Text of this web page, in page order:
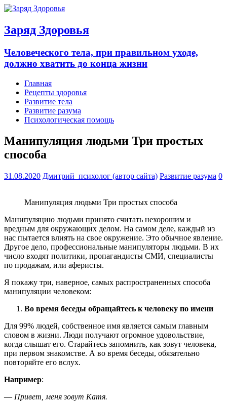
Заряд Здоровья
Человеческого тела, при правильном уходе,
должно хватить до конца жизни
Главная
Рецепты здоровья
Развитие тела
Развитие разума
Психологическая помощь
Манипуляция людьми Три простых
способа
31.08.2020 Дмитрий_психолог (автор сайта) Развитие разума 0
Манипуляция людьми Три простых способа
Манипуляцию людьми принято считать нехорошим и
вредным для окружающих делом. На самом деле, каждый из
нас пытается влиять на свое окружение. Это обычное явление.
Другое дело, профессиональные манипуляторы людьми. В их
число входят политики, пропагандисты СМИ, специалисты
по продажам, или аферисты.
Я покажу три, наверное, самых распространенных способа
манипуляции человеком:
Во время беседы обращайтесь к человеку по имени
Для 99% людей, собственное имя является самым главным
словом в жизни. Люди получают огромное удовольствие,
когда слышат его. Старайтесь запомнить, как зовут человека,
при первом знакомстве. А во время беседы, обязательно
повторяйте его вслух.
Например:
— Привет, меня зовут Катя.